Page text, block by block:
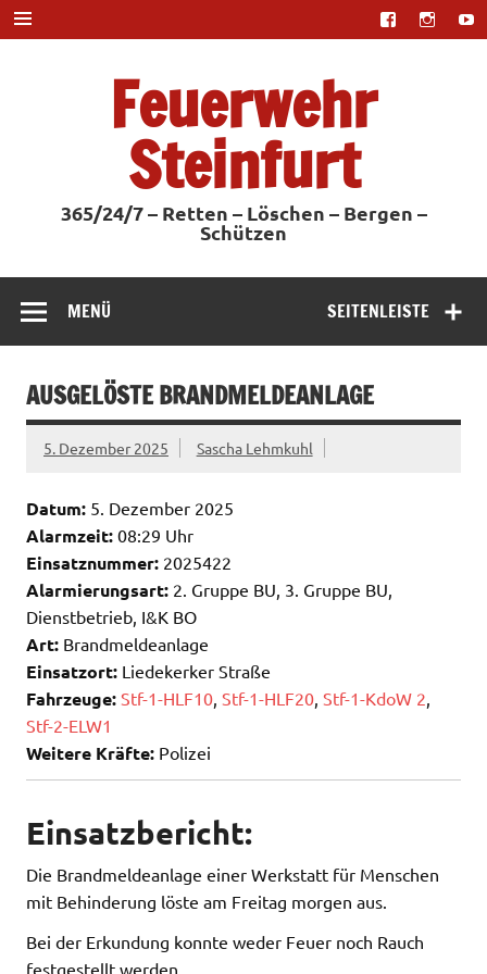
Zum
Inhalt
springen
Feuerwehr
Steinfurt
365/24/7 – Retten – Löschen – Bergen –
Schützen
SEITENLEISTE
MENÜ
AUSGELÖSTE BRANDMELDEANLAGE
5. Dezember 2025 Sascha Lehmkuhl
Datum: 5. Dezember 2025
Alarmzeit: 08:29 Uhr
Einsatznummer: 2025422
Alarmierungsart: 2. Gruppe BU, 3. Gruppe BU,
Dienstbetrieb, I&K BO
Art: Brandmeldeanlage
Einsatzort: Liedekerker Straße
Fahrzeuge: Stf-1-HLF10 Stf-1-HLF20 Stf-1-KdoW 2
Stf-2-ELW1
Weitere Kräfte: Polizei
Einsatzbericht:
Die Brandmeldeanlage einer Werkstatt für Menschen
mit Behinderung löste am Freitag morgen aus.
Bei der Erkundung konnte weder Feuer noch Rauch
festgestellt werden.